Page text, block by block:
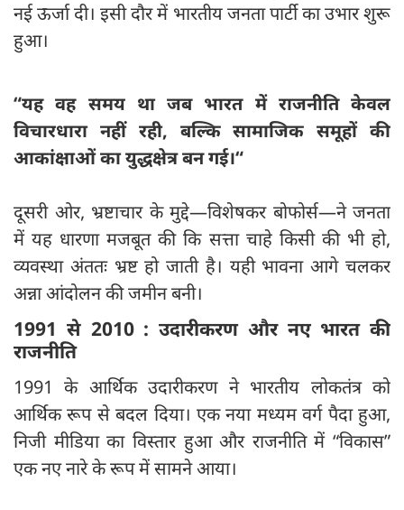
नई ऊर्जा दी। इसी दौर में भारतीय जनता पार्टी का उभार शुरू
हुआ।
“यह वह समय था जब भारत में राजनीति केवल
विचारधारा नहीं रही, बल्कि सामाजिक समूहों की
आकांक्षाओं का युद्धक्षेत्र बन गई।“
दूसरी ओर, भ्रष्टाचार के मुद्दे—विशेषकर बोफोर्स—ने जनता
में यह धारणा मजबूत की कि सत्ता चाहे किसी की भी हो,
व्यवस्था अंततः भ्रष्ट हो जाती है। यही भावना आगे चलकर
अन्ना आंदोलन की जमीन बनी।
1991 से 2010 : उदारीकरण और नए भारत की
राजनीति
1991 के आर्थिक उदारीकरण ने भारतीय लोकतंत्र को
आर्थिक रूप से बदल दिया। एक नया मध्यम वर्ग पैदा हुआ,
निजी मीडिया का विस्तार हुआ और राजनीति में “विकास”
एक नए नारे के रूप में सामने आया।